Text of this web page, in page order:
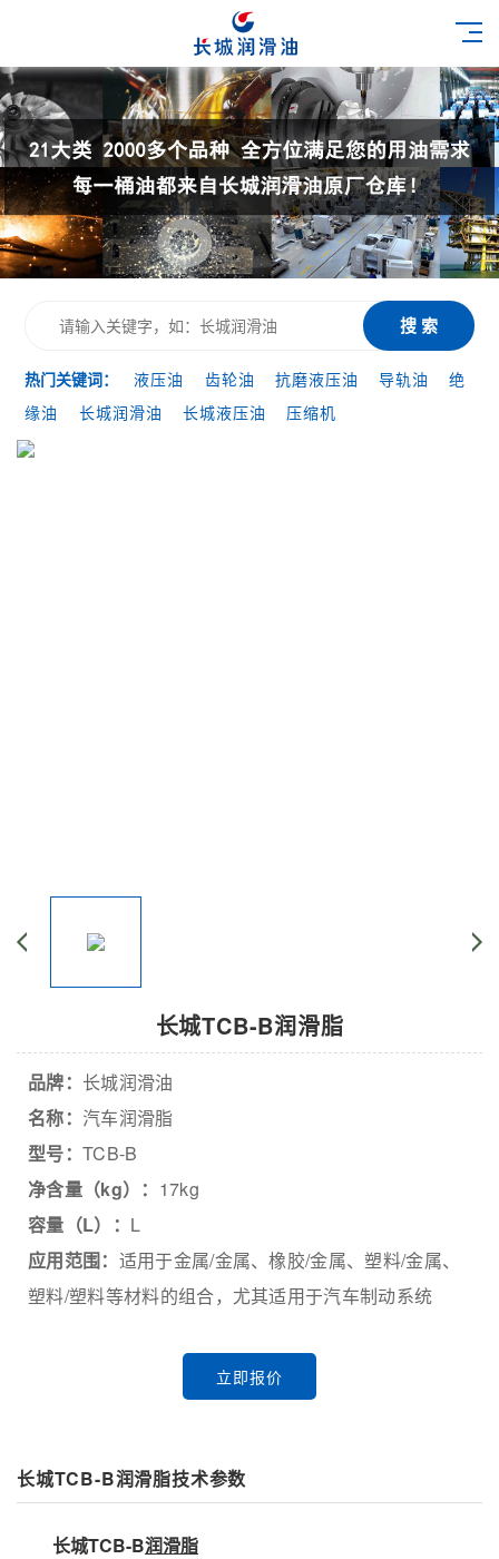
搜 索
热门关键词： 液压油 齿轮油 抗磨液压油 导轨油
绝
缘油
长城润滑油 长城液压油 压缩机
长城TCB-B润滑脂
品牌： 长城润滑油
名称： 汽车润滑脂
型号： TCB-B
净含量（kg）： 17kg
容量（L）： L
应用范围： 适用于金属/金属、橡胶/金属、塑料/金属、
塑料/塑料等材料的组合，尤其适用于汽车制动系统
立即报价
长城TCB-B润滑脂技术参数
长城TCB-B润滑脂